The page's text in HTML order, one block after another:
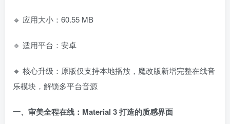
🔹 应用大小：60.55 MB
🔹 适用平台：安卓
🔹 核心升级：原版仅支持本地播放，魔改版新增完整在线音
乐模块，解锁多平台音源
一、审美全程在线：Material 3 打造的质感界面